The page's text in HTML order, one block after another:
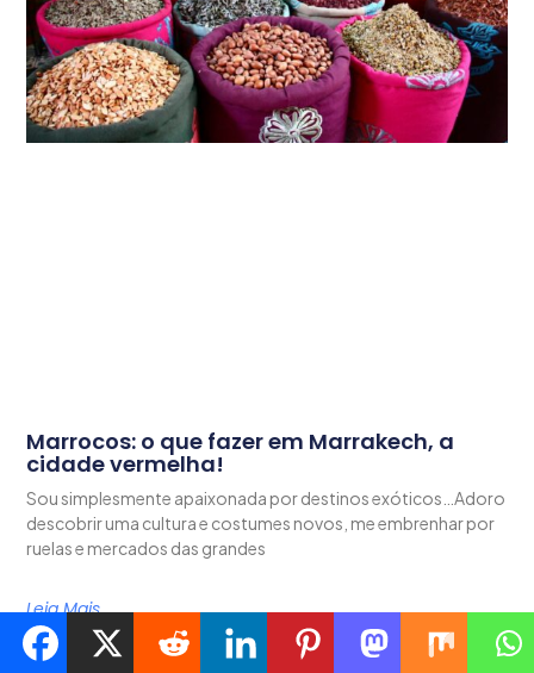
Marrocos: o que fazer em Marrakech, a
cidade vermelha!
Sou simplesmente apaixonada por destinos exóticos…Adoro
descobrir uma cultura e costumes novos, me embrenhar por
ruelas e mercados das grandes
Leia Mais